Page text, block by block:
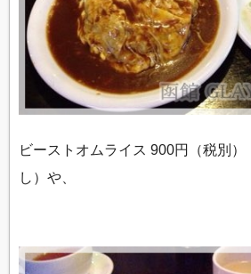
ビーストオムライス 900円（税別
し）や、